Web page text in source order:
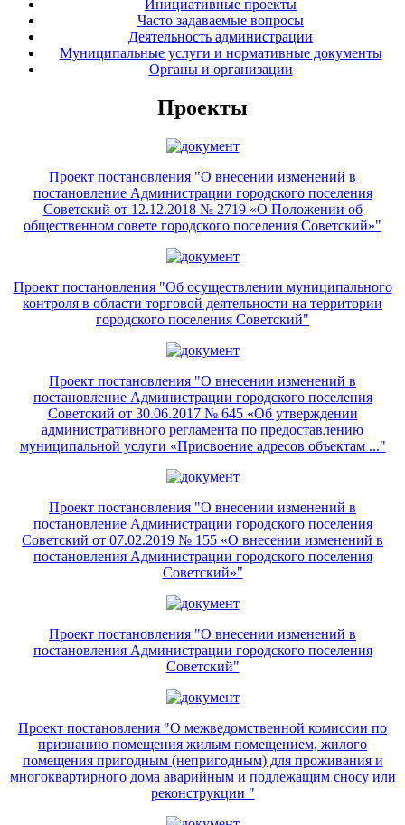
Инициативные проекты
Часто задаваемые вопросы
Деятельность администрации
Муниципальные услуги и нормативные документы
Органы и организации
Проекты
Проект постановления "О внесении изменений в
постановление Администрации городского поселения
Советский от 12.12.2018 № 2719 «О Положении об
общественном совете городского поселения Советский»"
Проект постановления "Об осуществлении муниципального
контроля в области торговой деятельности на территории
городского поселения Советский"
Проект постановления "О внесении изменений в
постановление Администрации городского поселения
Советский от 30.06.2017 № 645 «Об утверждении
административного регламента по предоставлению
муниципальной услуги «Присвоение адресов объектам ..."
Проект постановления "О внесении изменений в
постановление Администрации городского поселения
Советский от 07.02.2019 № 155 «О внесении изменений в
постановления Администрации городского поселения
Советский»"
Проект постановления "О внесении изменений в
постановления Администрации городского поселения
Советский"
Проект постановления "О межведомственной комиссии по
признанию помещения жилым помещением, жилого
помещения пригодным (непригодным) для проживания и
многоквартирного дома аварийным и подлежащим сносу или
реконструкции "